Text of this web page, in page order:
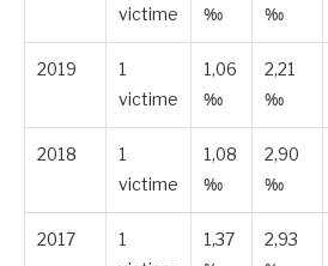
victime
‰
‰
2019
1
victime
1,06
‰
2,21
‰
2018
1
victime
1,08
‰
2,90
‰
2017
1
1,37
2,93